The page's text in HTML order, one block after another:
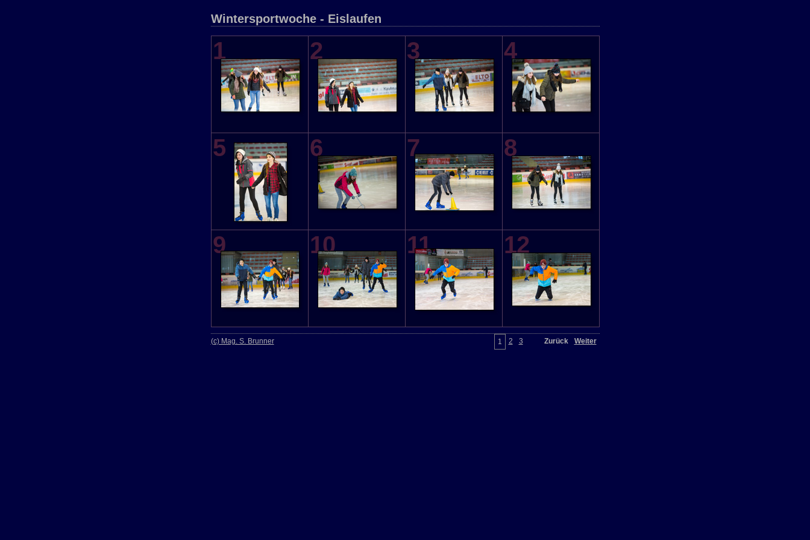
Wintersportwoche - Eislaufen
1 2 3 4
5 6 7 8
9 10 11 12
1 2 3 Zurück Weiter
(c) Mag. S. Brunner